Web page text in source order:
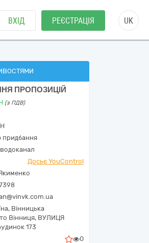
ВХІД РЕЄСТРАЦІЯ UK
ПРОПОЗИЦІЙ
(з ПДВ)
придбання
Досьє YouControl
, Вінницька
Вінниця, ВУЛИЦЯ
173
0